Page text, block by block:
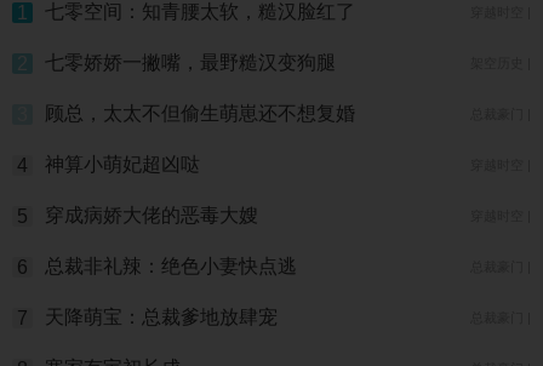
1 七零空间：知青腰太软，糙汉脸红了
2 七零娇娇一撇嘴，最野糙汉变狗腿
顾总，太太不但偷生萌崽还不想复婚
4 神算小萌妃超凶哒
5 穿成病娇大佬的恶毒大嫂
6 总裁非礼辣：绝色小妻快点逃
7 天降萌宝：总裁爹地放肆宠